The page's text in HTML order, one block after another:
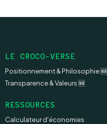
LE CROCO-VERSE
Positionnement & Philosophie 🆕
Transparence & Valeurs 🆕
RESSOURCES
Calculateur d'économies